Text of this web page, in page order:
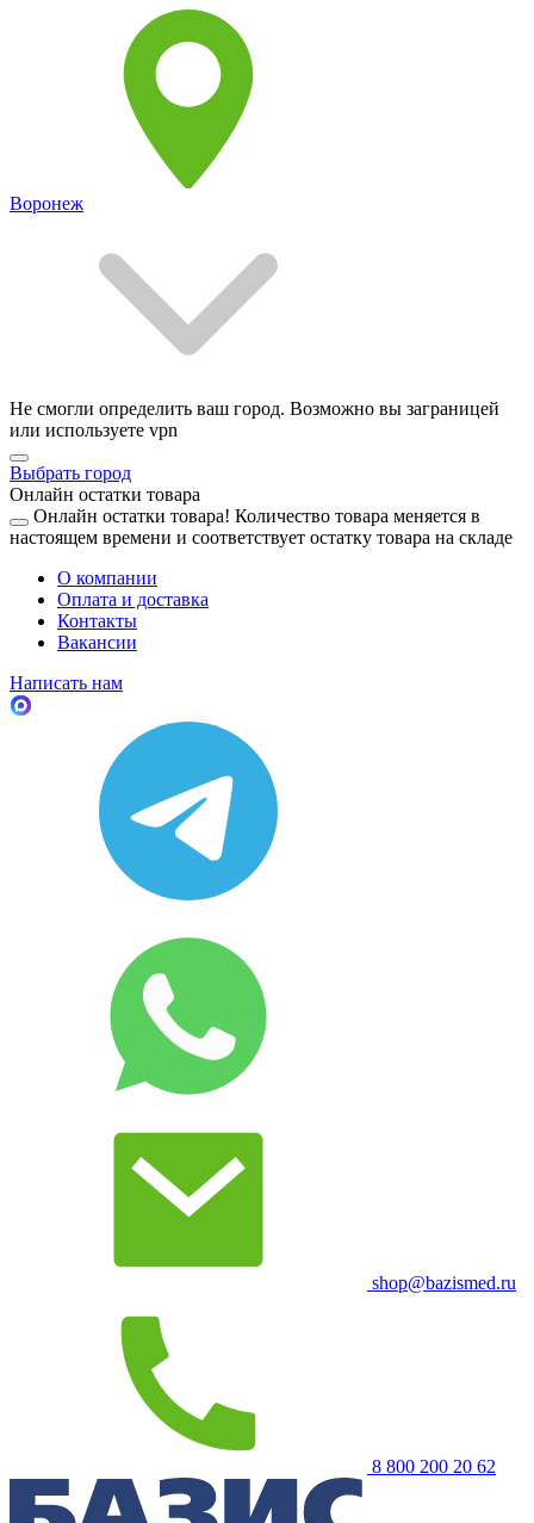
Воронеж
Не смогли определить ваш город. Возможно вы заграницей
или используете vpn
Выбрать город
Онлайн остатки товара
Онлайн остатки товара! Количество товара меняется в
настоящем времени и соответствует остатку товара на складе
О компании
Оплата и доставка
Контакты
Вакансии
Написать нам
shop@bazismed.ru
8 800 200 20 62